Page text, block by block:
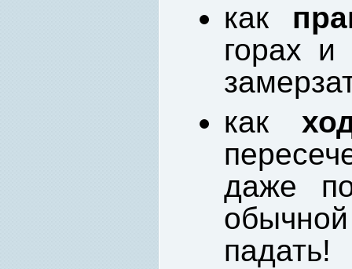
как
горах
как
даже
падать!